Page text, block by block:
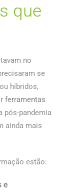
que
no
se
híbridos,
ferramentas
pós-pandemia
ainda mais
estão:
e